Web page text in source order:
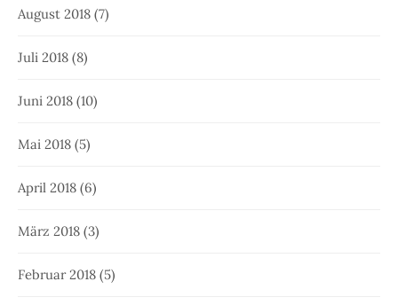
August 2018 (7)
Juli 2018 (8)
Juni 2018 (10)
Mai 2018 (5)
April 2018 (6)
März 2018 (3)
Februar 2018 (5)